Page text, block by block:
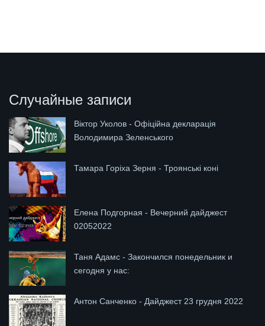
Случайные записи
Віктор Уколов - Офіційна декларація
Володимира Зеленського
Тамара Горіха Зерня - Троянські коні
Елена Подгорная - Вечерний дайджест
02052022
Таня Адамс - Закончился понедельник и
сегодня у нас:
Антон Санченко - Дайджест 23 грудня 2022